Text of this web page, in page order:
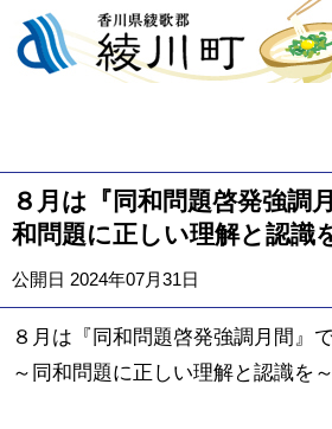
８月は『同和問題啓発強調
和問題に正しい理解と認識
公開日 2024年07月31日
８月は『同和問題啓発強調月間』で
～同和問題に正しい理解と認識を～